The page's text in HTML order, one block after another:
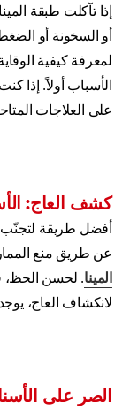
إذا تآكلت طبقة
أو السخونة أو
لمعرفة كيفية
الأسباب أولاً. إذا
على العلاجات
كشف العاج:
أفضل طريقة
عن طريق منع
المينا. لحسن الحظ،
لانكشاف العاج،
الصر على